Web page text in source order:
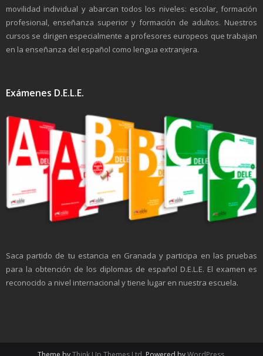
movilidad individual y abarcan todos los niveles: escolar, formación
profesional, enseñanza superior y formación de adultos. Nuestros
cursos se dirigen especialmente a profesores europeos que trabajan
en la enseñanza del español como lengua extranjera.
Exámenes D.E.L.E.
Saca partido de tu estancia en Granada y participa en las pruebas
para la obtención de los diplomas de español D.E.L.E. El examen es
reconocido a nivel internacional y tiene lugar en nuestra escuela.